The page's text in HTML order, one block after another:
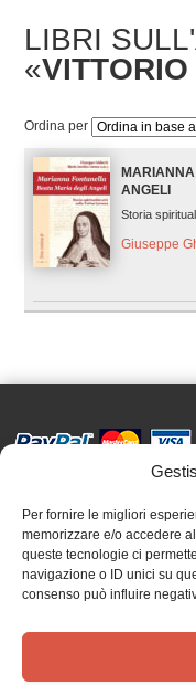
Per fornire le migliori
memorizzare e/o accedere
queste tecnologie ci
navigazione o ID unici su
consenso può influire
LIBRI
«
Ordina per
ANGELI
Storia
Giuseppe
C.F. e P.IVA
Via Tre Denti, 1 -
Telefono: (+39) 0121
info@effata.it
Copyright © 2026 •Effatà Editrice